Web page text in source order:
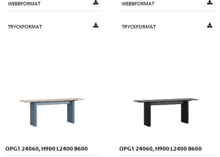
WEBBFORMAT
TRYCKFORMAT
WEBBFORMAT
TRYCKFORMAT
OPG1 24060, H900 L2400 B600 OPG1 24060, H900 L2400 B600